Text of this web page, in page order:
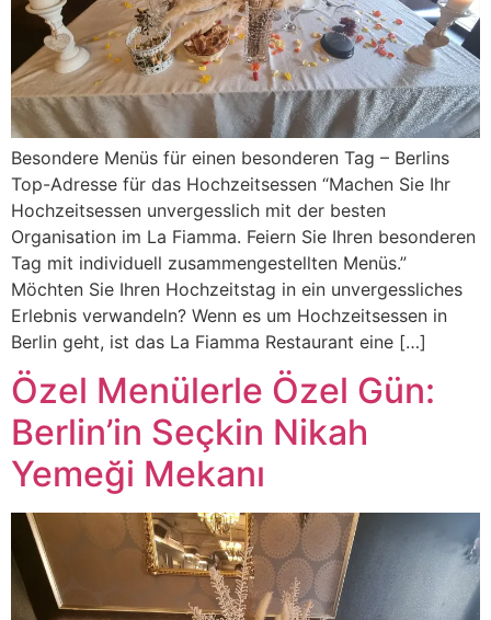
Besondere Menüs für einen besonderen Tag – Berlins
Top-Adresse für das Hochzeitsessen “Machen Sie Ihr
Hochzeitsessen unvergesslich mit der besten
Organisation im La Fiamma. Feiern Sie Ihren besonderen
Tag mit individuell zusammengestellten Menüs.”
Möchten Sie Ihren Hochzeitstag in ein unvergessliches
Erlebnis verwandeln? Wenn es um Hochzeitsessen in
Berlin geht, ist das La Fiamma Restaurant eine […]
Özel Menülerle Özel Gün:
Berlin’in Seçkin Nikah
Yemeği Mekanı